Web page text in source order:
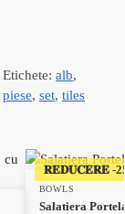
Etichete: alb,
piese, set, tiles
𝐑𝐄𝐃𝐔𝐂𝐄𝐑𝐄
BOWLS
Salatiera